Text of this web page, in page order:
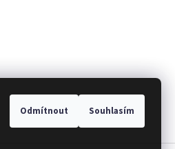
Odmítnout Souhlasím